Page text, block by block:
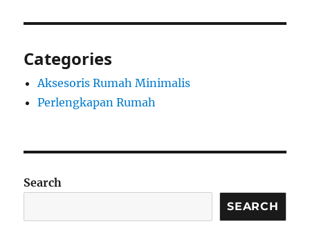
Categories
Aksesoris Rumah Minimalis
Perlengkapan Rumah
Search
SEARCH